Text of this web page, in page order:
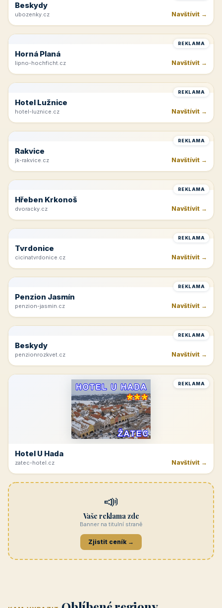
Beskydy
ubozenky.cz Navštívit →
REKLAMA
Horná Planá
lipno-hochficht.cz Navštívit →
REKLAMA
Hotel Lužnice
hotel-luznice.cz Navštívit →
REKLAMA
Rakvice
jk-rakvice.cz Navštívit →
REKLAMA
Hřeben Krkonoš
dvoracky.cz Navštívit →
REKLAMA
Tvrdonice
cicinatvrdonice.cz Navštívit →
REKLAMA
Penzion Jasmín
penzion-jasmin.cz Navštívit →
REKLAMA
Beskydy
penzionrozkvet.cz Navštívit →
REKLAMA
Hotel U Hada
zatec-hotel.cz Navštívit →
📣
Vaše reklama zde
Banner na titulní straně
Zjistit ceník →
(Jihomoravský